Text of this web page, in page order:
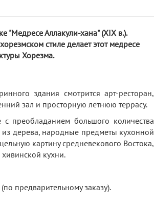
"Медресе Аллакули-хана" (XIX в.).
стиле делает этот медресе
Хорезма.
здания смотрится арт-ресторан,
зал и просторную летнюю террасу.
преобладанием большого количества
дерева, народные предметы кухонной
картину средневекового Востока,
кухни.
предварительному заказу).